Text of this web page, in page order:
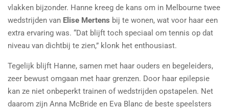
vlakken bijzonder. Hanne kreeg de kans om in Melbourne twee
wedstrijden van Elise Mertens bij te wonen, wat voor haar een
extra ervaring was. “Dat blijft toch speciaal om tennis op dat
niveau van dichtbij te zien,” klonk het enthousiast.
Tegelijk blijft Hanne, samen met haar ouders en begeleiders,
zeer bewust omgaan met haar grenzen. Door haar epilepsie
kan ze niet onbeperkt trainen of wedstrijden opstapelen. Net
daarom zijn Anna McBride en Eva Blanc de beste speelsters